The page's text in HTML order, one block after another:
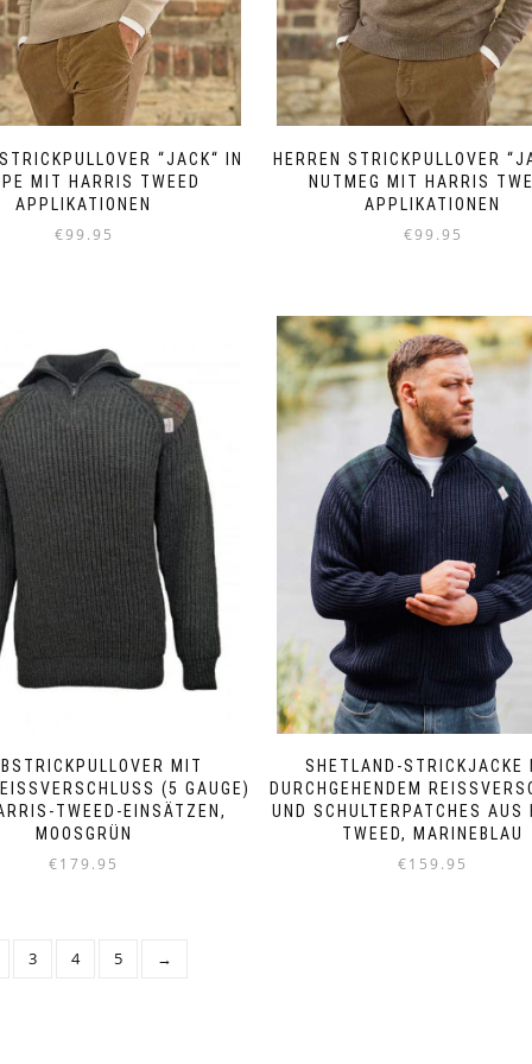
“JACK“ IN
MIT HARRIS TWEED
APPLIKATIONEN
€99.95
Varianten
auf.
Die
Optionen
können
auf
der
Produktseite
gewählt
werden
HERREN STRICKPULLOVER
NUTMEG MIT HARRIS
APPLIKATIONEN
€99.95
weist
mehrere
Varianten
auf.
Die
Optionen
können
auf
der
Produktseite
gewählt
werden
MIT
(5 GAUGE) U
TWEED-EINSÄTZEN, M
OOSGRÜN
€179.95
mehrere
SHETLAND-STRICKJACKE
DURCHGEHENDEM
ND SCHULTERPATCHES AUS
WEED, MARINEBLAU
€159.95
3 4 5 →